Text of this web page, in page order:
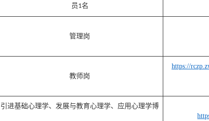
员 1名
管理岗
教师岗
https://
引进基础心理学、发展与教育心理学、应用心理学博